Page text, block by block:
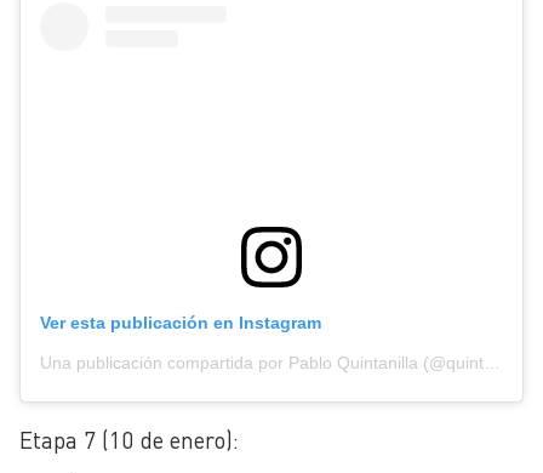
Ver esta publicación en Instagram
Una publicación compartida por Pablo Quintanilla (@quintanilla102)
Etapa 7 (10 de enero):